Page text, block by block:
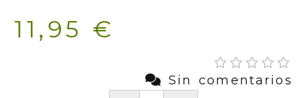
11,95 €
Sin comentarios